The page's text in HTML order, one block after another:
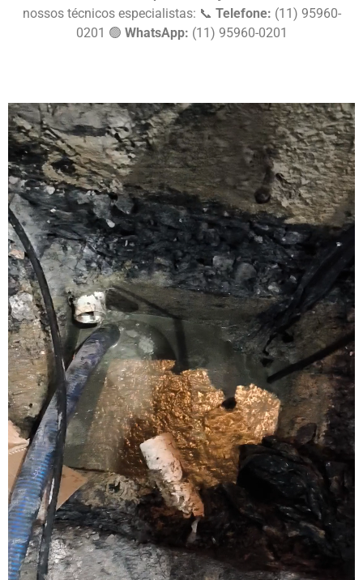
nossos técnicos especialistas: 📞 Telefone: (11) 95960-
0201 🟢 WhatsApp: (11) 95960-0201